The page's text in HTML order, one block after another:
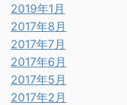
2019年1月
2017年8月
2017年7月
2017年6月
2017年5月
2017年2月